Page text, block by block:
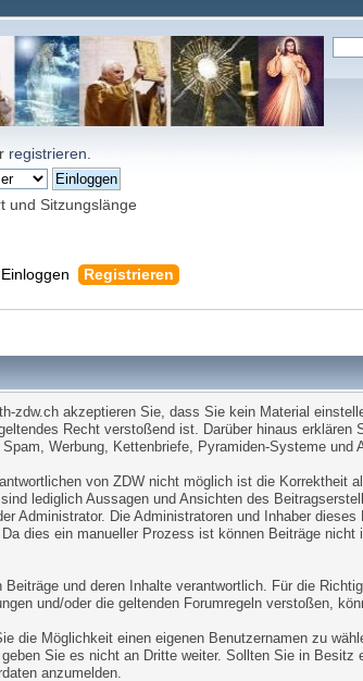
registrieren
und Sitzungslänge
Einloggen Registrieren
zdw.ch akzeptieren Sie, dass Sie kein Material
Recht verstoßend ist. Darüber hinaus
Werbung, Kettenbriefe, Pyramiden-Systeme und
von ZDW nicht möglich ist die
lediglich Aussagen und Ansichten des
Administrator. Die Administratoren und Inhaber
dies ein manueller Prozess ist können Beiträge
und deren Inhalte verantwortlich. Für die
und/oder die geltenden Forumregeln verstoßen,
die Möglichkeit einen eigenen Benutzernamen zu
Sie es nicht an Dritte weiter. Sollten Sie in
anzumelden.